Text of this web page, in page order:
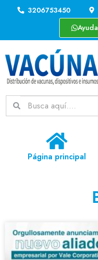
3206753450
Ayuda
Página principal